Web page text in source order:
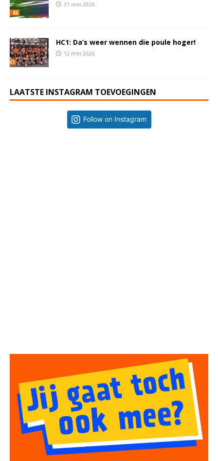
31 mei 2026
HC1: Da’s weer wennen die poule hoger!
12 mei 2026
LAATSTE INSTAGRAM TOEVOEGINGEN
Follow on Instagram